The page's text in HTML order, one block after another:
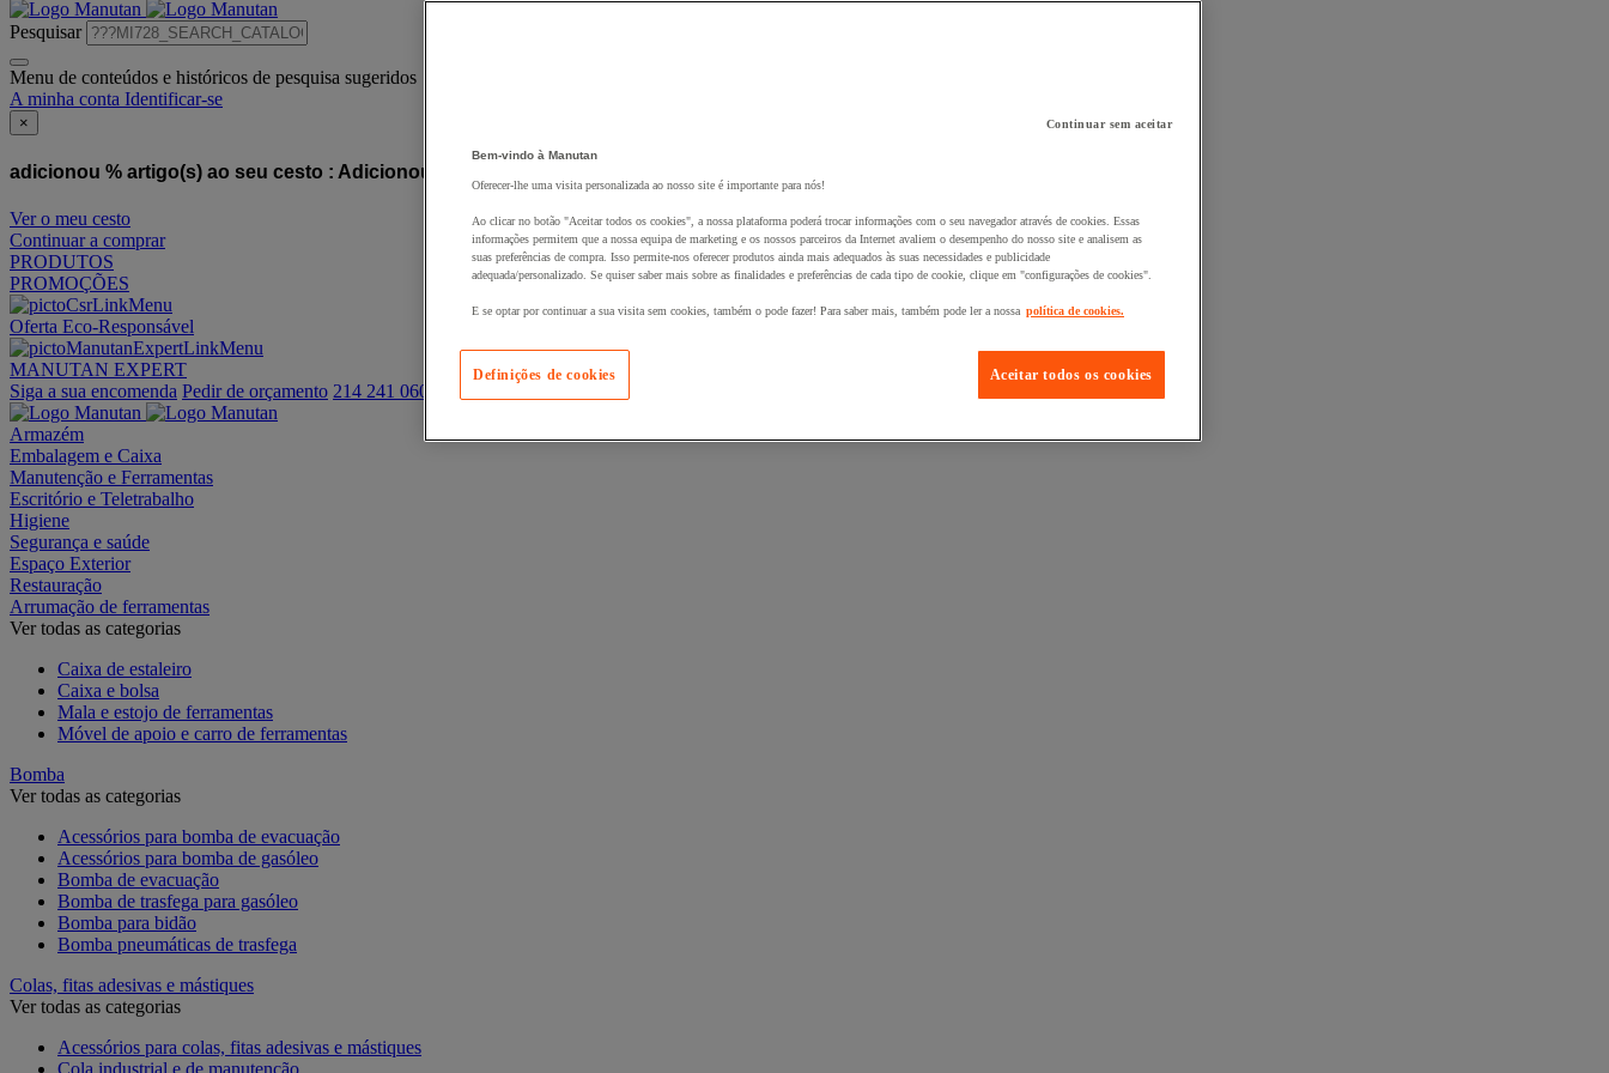
Pesquisar
Menu de conteúdos e históricos de pesquisa sugeridos
A minha conta Identificar-se
×
adicionou % artigo(s) ao seu cesto : Adicionou este artigo ao seu cesto :
Ver o meu cesto
Continuar a comprar
PRODUTOS
PROMOÇÕES
Oferta Eco-Responsável
MANUTAN EXPERT
Siga a sua encomenda Pedir de orçamento 214 241 060
Armazém
Embalagem e Caixa
Manutenção e Ferramentas
Escritório e Teletrabalho
Higiene
Segurança e saúde
Espaço Exterior
Restauração
Arrumação de ferramentas
Ver todas as categorias
Caixa de estaleiro
Caixa e bolsa
Mala e estojo de ferramentas
Móvel de apoio e carro de ferramentas
Bomba
Ver todas as categorias
Acessórios para bomba de evacuação
Acessórios para bomba de gasóleo
Bomba de evacuação
Bomba de trasfega para gasóleo
Bomba para bidão
Bomba pneumáticas de trasfega
Colas, fitas adesivas e mástiques
Ver todas as categorias
Acessórios para colas, fitas adesivas e mástiques
Cola industrial e de manutenção
Continuar sem aceitar
Bem-vindo à Manutan
Oferecer-lhe uma visita personalizada ao nosso site é importante para nós!
Ao clicar no botão "Aceitar todos os cookies", a nossa plataforma poderá trocar informações com o seu navegador através de cookies. Essas
informações permitem que a nossa equipa de marketing e os nossos parceiros da Internet avaliem o desempenho do nosso site e analisem as
suas preferências de compra. Isso permite-nos oferecer produtos ainda mais adequados às suas necessidades e publicidade
adequada/personalizado. Se quiser saber mais sobre as finalidades e preferências de cada tipo de cookie, clique em "configurações de cookies".
E se optar por continuar a sua visita sem cookies, também o pode fazer! Para saber mais, também pode ler a nossa política de cookies.
Aceitar todos os cookies
Definições de cookies